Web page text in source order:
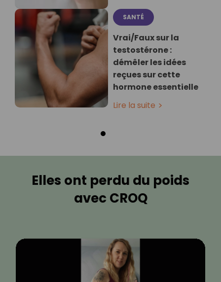
SANTÉ
Vrai/Faux sur la
testostérone :
démêler les idées
reçues sur cette
hormone essentielle
Lire la suite
Elles ont perdu du poids
avec CROQ